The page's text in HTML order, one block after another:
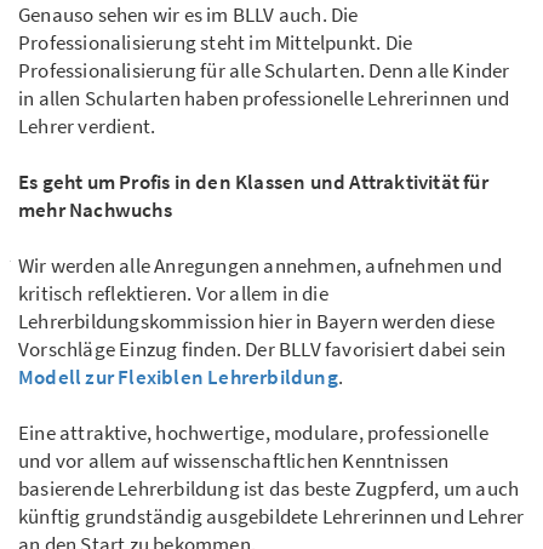
Genauso sehen wir es im BLLV auch. Die
Professionalisierung steht im Mittelpunkt. Die
Professionalisierung für alle Schularten. Denn alle Kinder
in allen Schularten haben professionelle Lehrerinnen und
Lehrer verdient.
Es geht um Profis in den Klassen und Attraktivität für
mehr Nachwuchs
Wir werden alle Anregungen annehmen, aufnehmen und
kritisch reflektieren. Vor allem in die
Lehrerbildungskommission hier in Bayern werden diese
Vorschläge Einzug finden. Der BLLV favorisiert dabei sein
Modell zur Flexiblen Lehrerbildung.
Eine attraktive, hochwertige, modulare, professionelle
und vor allem auf wissenschaftlichen Kenntnissen
basierende Lehrerbildung ist das beste Zugpferd, um auch
künftig grundständig ausgebildete Lehrerinnen und Lehrer